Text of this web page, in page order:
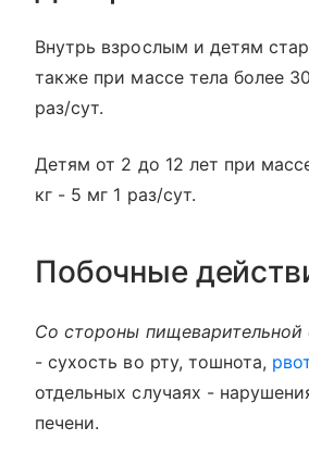
Внутрь взрослым и детям
также при массе тела более
раз/сут.
Детям от 2 до 12 лет при
кг - 5 мг 1 раз/сут.
Побочные
Со стороны пищеварительной
- сухость во рту, тошнота,
отдельных случаях -
печени.